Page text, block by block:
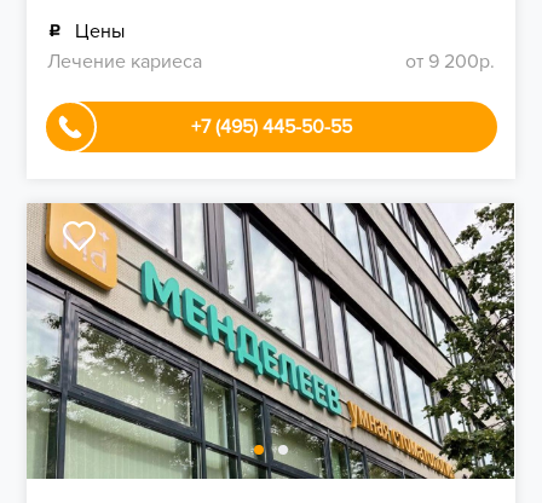
Цены
Лечение кариеса
от 9 200р.
+7 (495) 445-50-55